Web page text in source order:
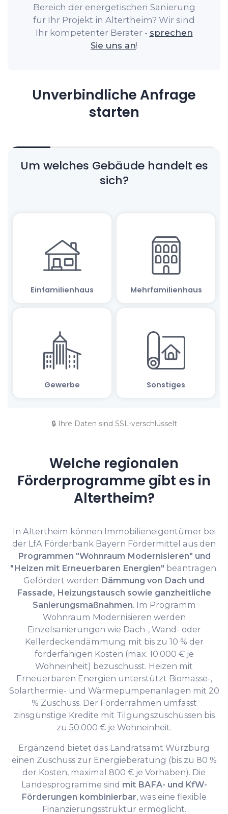
Bereich der energetischen Sanierung
für Ihr Projekt in Altertheim? Wir sind
Ihr kompetenter Berater - sprechen
Sie uns an!
Unverbindliche Anfrage
starten
🔒 Ihre Daten sind SSL-verschlüsselt
Welche regionalen
Förderprogramme gibt es in
Altertheim?
In Altertheim können Immobilieneigentümer bei
der LfA Förderbank Bayern Fördermittel aus den
Programmen "Wohnraum Modernisieren" und
"Heizen mit Erneuerbaren Energien" beantragen.
Gefördert werden Dämmung von Dach und
Fassade, Heizungstausch sowie ganzheitliche
Sanierungsmaßnahmen. Im Programm
Wohnraum Modernisieren werden
Einzelsanierungen wie Dach-, Wand- oder
Kellerdeckendämmung mit bis zu 10 % der
förderfähigen Kosten (max. 10.000 € je
Wohneinheit) bezuschusst. Heizen mit
Erneuerbaren Energien unterstützt Biomasse-,
Solarthermie- und Wärmepumpenanlagen mit 20
% Zuschuss. Der Förderrahmen umfasst
zinsgünstige Kredite mit Tilgungszuschüssen bis
zu 50.000 € je Wohneinheit.
Ergänzend bietet das Landratsamt Würzburg
einen Zuschuss zur Energieberatung (bis zu 80 %
der Kosten, maximal 800 € je Vorhaben). Die
Landesprogramme sind mit BAFA- und KfW-
Förderungen kombinierbar, was eine flexible
Finanzierungsstruktur ermöglicht.